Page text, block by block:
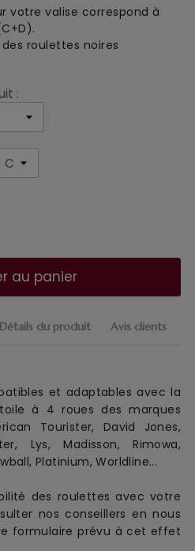
Détails du produit Avis clients
et adaptables avec la
à 4 roues des marques
Tourister, David Jones,
Lys, Madisson, Rimowa,
Platinium, Worldline...
des roulettes avec votre
nos conseillers en nous
formulaire prévu à cet effet
votre valise correspond à
roulettes noires
:
au panier